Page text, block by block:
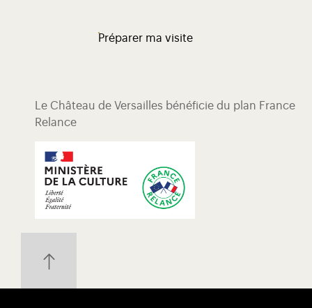
Préparer ma visite
Le Château de Versailles bénéficie du plan France
Relance